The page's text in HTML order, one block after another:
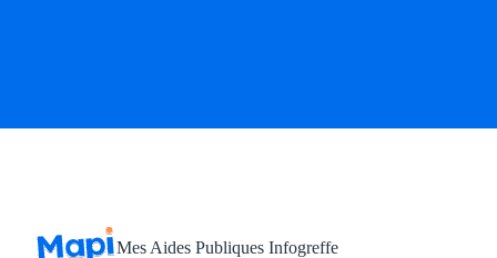
Mes Aides Publiques Infogreffe